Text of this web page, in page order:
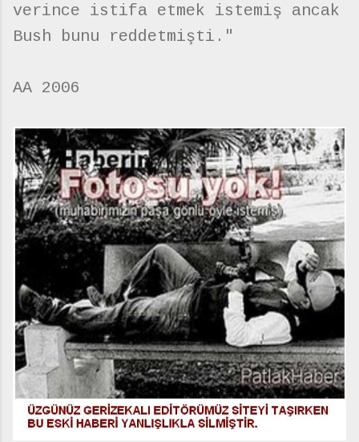
verince istifa etmek istemiş ancak
Bush bunu reddetmişti."
AA 2006